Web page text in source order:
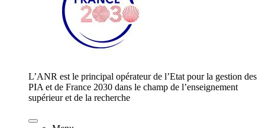
L’ANR est le principal opérateur de l’Etat pour la gestion des
PIA et de France 2030 dans le champ de l’enseignement
supérieur et de la recherche